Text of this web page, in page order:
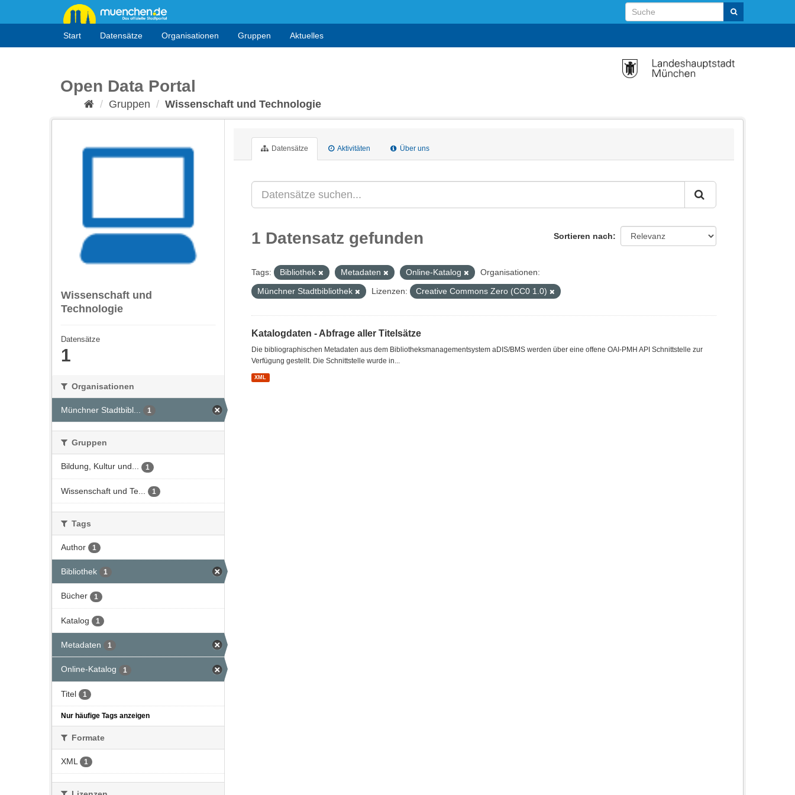
Start Datensätze Organisationen Gruppen Aktuelles
Open Data Portal
Gruppen Wissenschaft und Technologie
Wissenschaft und
Technologie
Datensätze
1
Organisationen
Münchner Stadtbibl... 1
Gruppen
Bildung, Kultur und... 1
Wissenschaft und Te... 1
Tags
Author 1
Bibliothek 1
Bücher 1
Katalog 1
Metadaten 1
Online-Katalog 1
Titel 1
Nur häufige Tags anzeigen
Formate
XML 1
Datensätze Aktivitäten Über uns
Sortieren nach
1 Datensatz gefunden
Tags: Bibliothek Metadaten Online-Katalog
Organisationen:
Münchner Stadtbibliothek
Lizenzen: Creative Commons Zero (CC0 1.0)
Katalogdaten - Abfrage aller Titelsätze
Die bibliographischen Metadaten aus dem Bibliotheksmanagementsystem aDIS/BMS werden über eine offene OAI-PMH API Schnittstelle zur
Verfügung gestellt. Die Schnittstelle wurde in...
XML